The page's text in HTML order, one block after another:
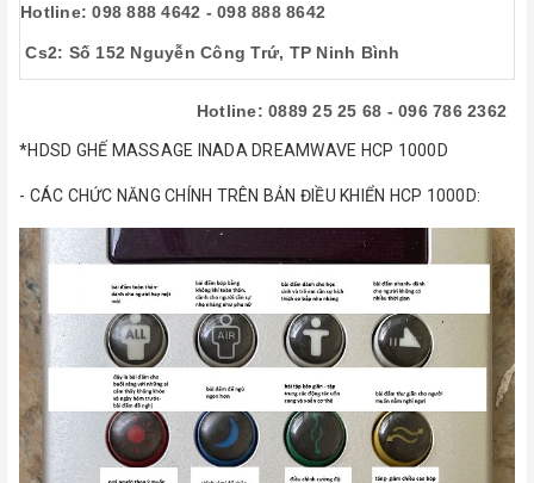
Hotline: 098 888 4642 - 098 888 8642
Cs2: Số 152 Nguyễn Công Trứ, TP Ninh Bình
Hotline: 0889 25 25 68 - 096 786 2362
*HDSD GHẾ MASSAGE INADA DREAMWAVE HCP 1000D
- CÁC CHỨC NĂNG CHÍNH TRÊN BẢN ĐIỀU KHIỂN HCP 1000D: